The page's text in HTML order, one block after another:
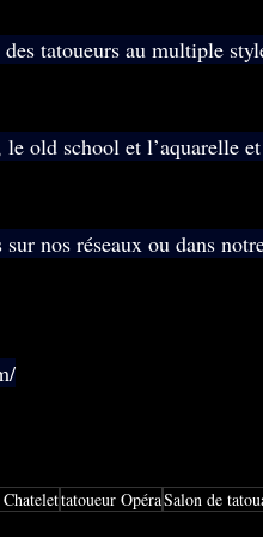
tatoueurs au multiple
old school et l’aquarelle
nos réseaux ou dans
tatoueur OpéraSalon de